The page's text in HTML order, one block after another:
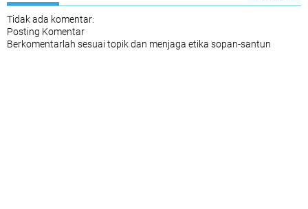
Tidak ada komentar:
Posting Komentar
Berkomentarlah sesuai topik dan menjaga etika sopan-santun